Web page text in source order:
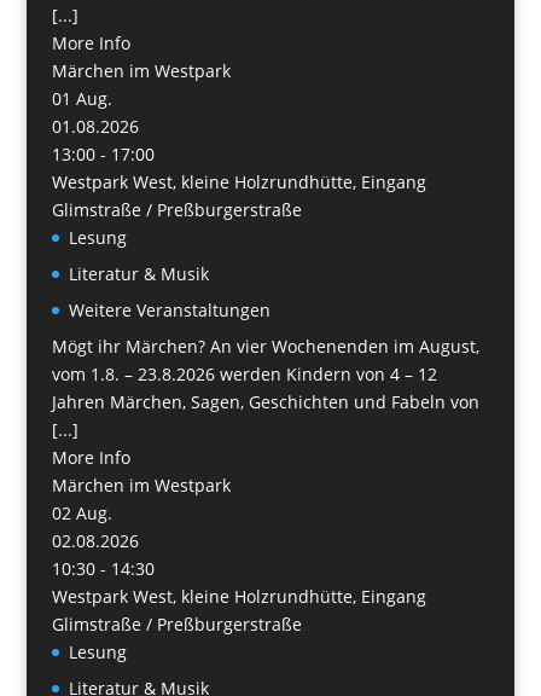
[...]
More Info
Märchen im Westpark
01 Aug.
01.08.2026
13:00 - 17:00
Westpark West, kleine Holzrundhütte, Eingang
Glimstraße / Preßburgerstraße
Lesung
Literatur & Musik
Weitere Veranstaltungen
Mögt ihr Märchen? An vier Wochenenden im August,
vom 1.8. – 23.8.2026 werden Kindern von 4 – 12
Jahren Märchen, Sagen, Geschichten und Fabeln von
[...]
More Info
Märchen im Westpark
02 Aug.
02.08.2026
10:30 - 14:30
Westpark West, kleine Holzrundhütte, Eingang
Glimstraße / Preßburgerstraße
Lesung
Literatur & Musik